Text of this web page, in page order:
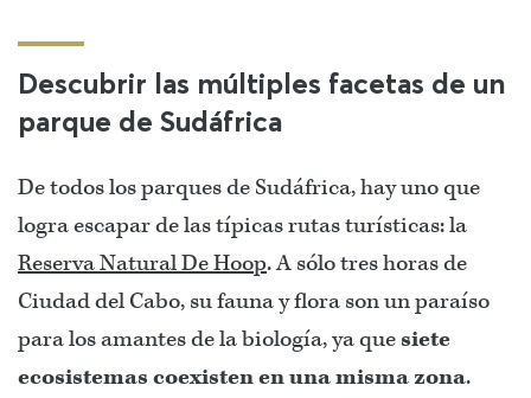
Descubrir las múltiples facetas de un
parque de Sudáfrica
De todos los parques de Sudáfrica, hay uno que
logra escapar de las típicas rutas turísticas: la
Reserva Natural De Hoop. A sólo tres horas de
Ciudad del Cabo, su fauna y flora son un paraíso
para los amantes de la biología, ya que siete
ecosistemas coexisten en una misma zona.